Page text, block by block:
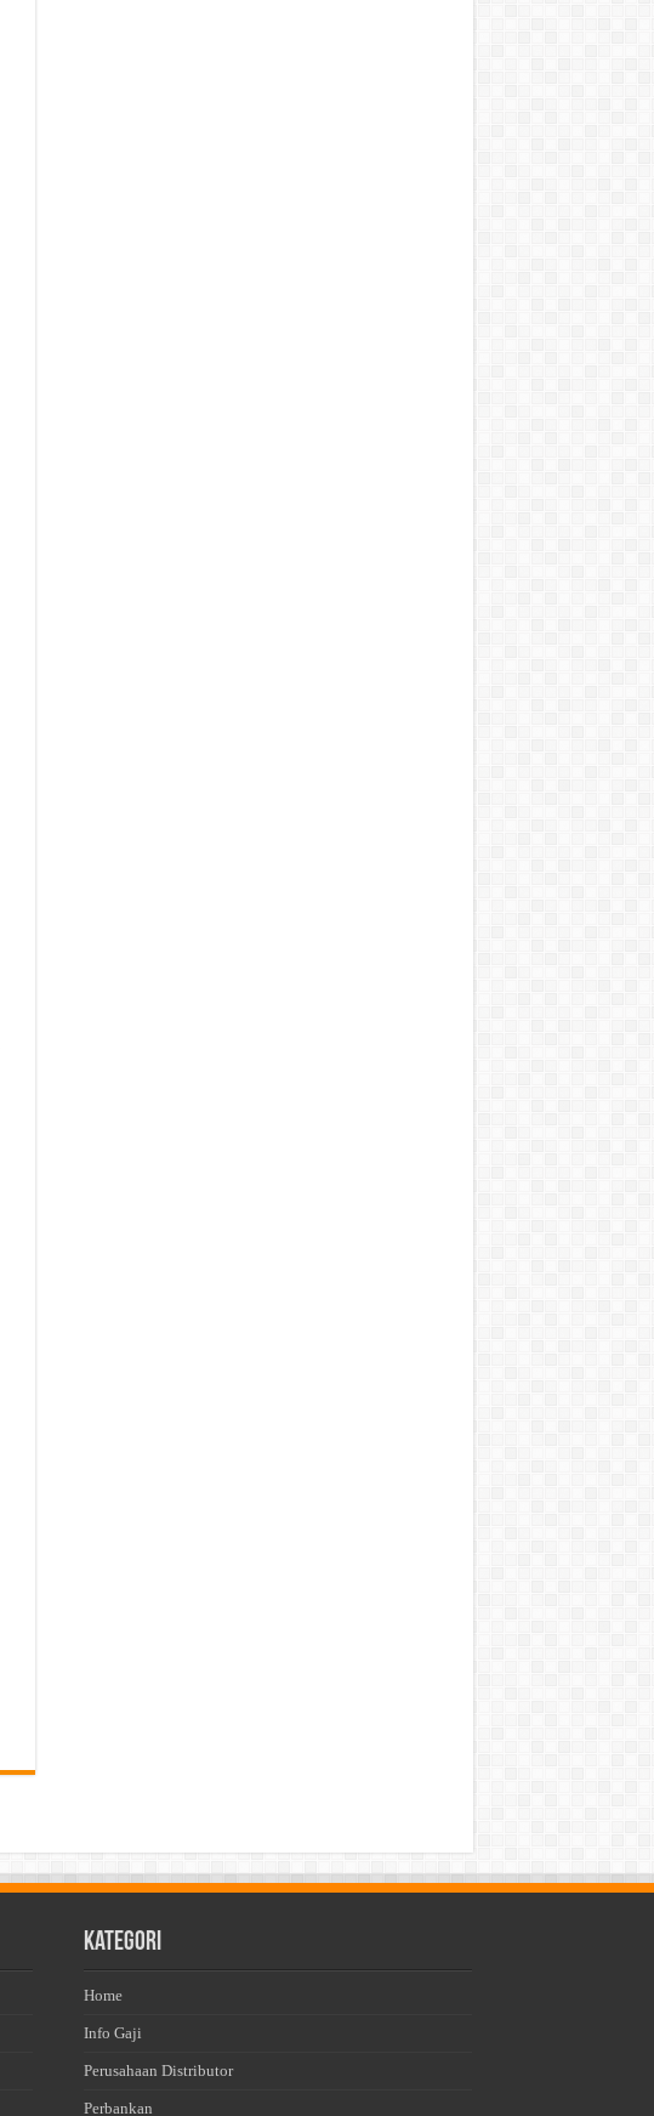
Kategori
Home
Info Gaji
Perusahaan Distributor
Perbankan